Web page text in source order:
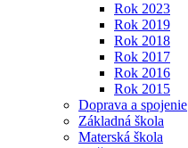
Rok 2023
Rok 2019
Rok 2018
Rok 2017
Rok 2016
Rok 2015
Doprava a spojenie
Základná škola
Materská škola